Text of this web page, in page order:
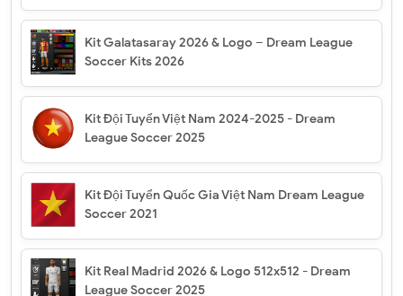
Kit Galatasaray 2026 & Logo – Dream League
Soccer Kits 2026
Kit Đội Tuyển Việt Nam 2024-2025 - Dream
League Soccer 2025
Kit Đội Tuyển Quốc Gia Việt Nam Dream League
Soccer 2021
Kit Real Madrid 2026 & Logo 512x512 - Dream
League Soccer 2025